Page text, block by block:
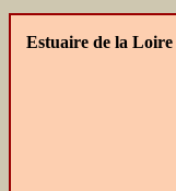
Estuaire de la Loire